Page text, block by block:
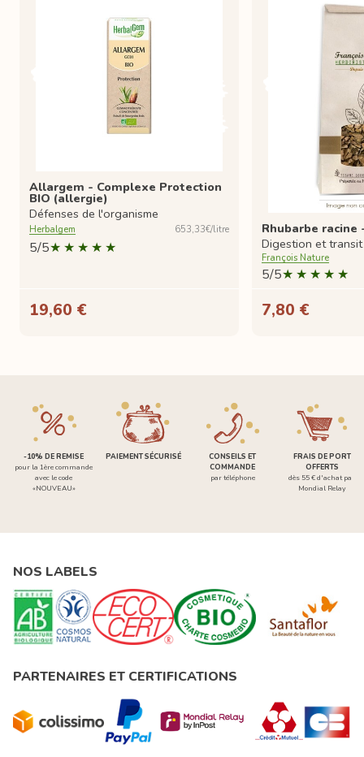
Allargem - Complexe Protection
BIO (allergie)
Défenses de l'organisme
Herbalgem 653,33€/litre
5/5
19,60 €
Rhubarbe racine
Digestion et transit
François Nature
5/5
7,80 €
-10% DE REMISE
pour la 1ère commande
avec le code
«NOUVEAU»
PAIEMENT SÉCURISÉ
CONSEILS ET
COMMANDE
par téléphone
FRAIS DE PORT
OFFERTS
dès 55 € d'achat par
Mondial Relay
NOS LABELS
PARTENAIRES ET CERTIFICATIONS